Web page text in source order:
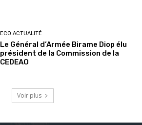
ECO ACTUALITÉ
Le Général d’Armée Birame Diop élu
président de la Commission de la
CEDEAO
Voir plus